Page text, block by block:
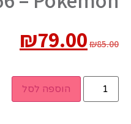
₪85.00
₪79.00
הוספה לסל